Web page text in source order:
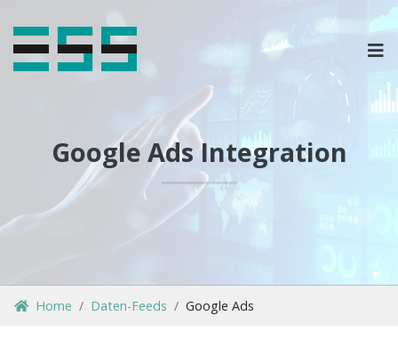
Google Ads Integration
Home Daten-Feeds Google Ads
OPLOSSINGEN
MARKETPLACES & DATAFEEDS
WEBSHOPTYPES
CONTACT
LOG IN